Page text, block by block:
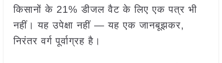
किसानों के 21% डीजल वैट के लिए एक पत्र भी
नहीं। यह उपेक्षा नहीं — यह एक जानबूझकर,
निरंतर वर्ग पूर्वाग्रह है।